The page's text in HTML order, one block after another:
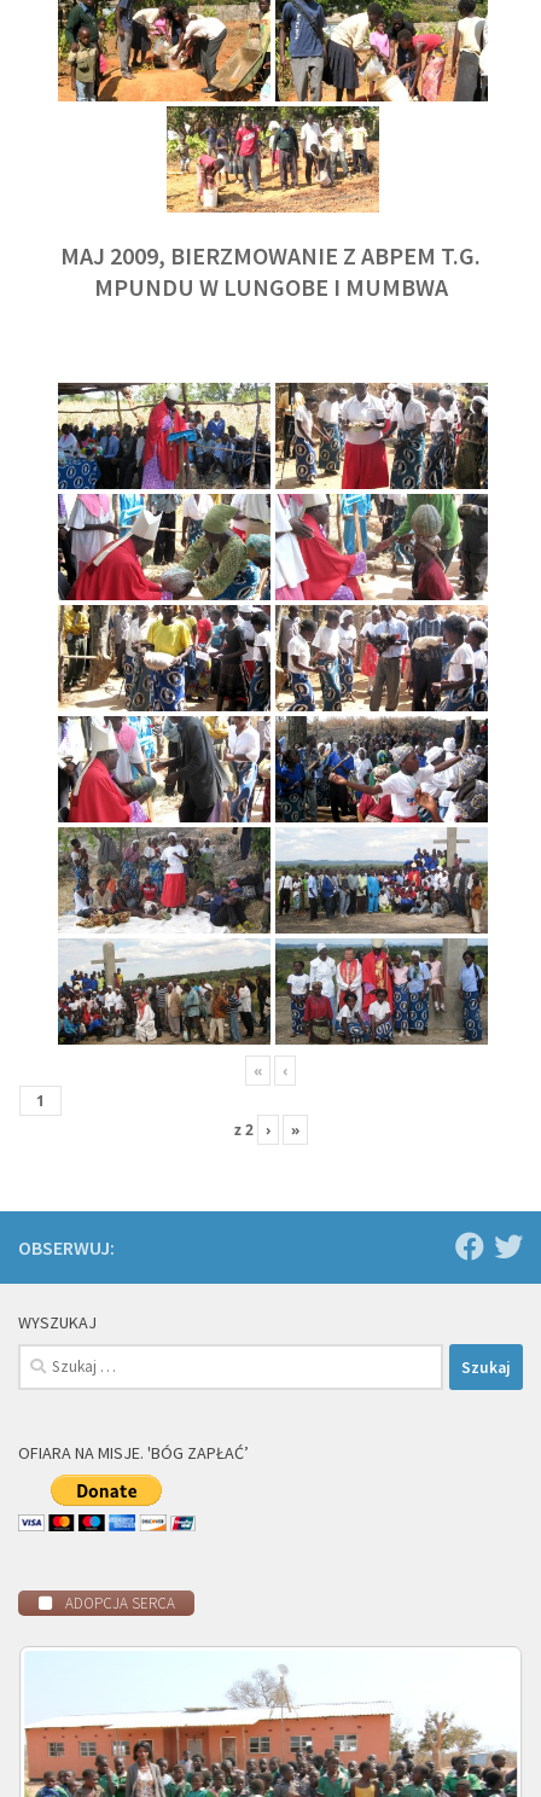
MAJ 2009, BIERZMOWANIE Z ABPEM T.G.
MPUNDU W LUNGOBE I MUMBWA
« ‹
z2 › »
OBSERWUJ:
WYSZUKAJ
Szukaj:
OFIARA NA MISJE. 'BÓG ZAPŁAĆ’
ADOPCJA SERCA